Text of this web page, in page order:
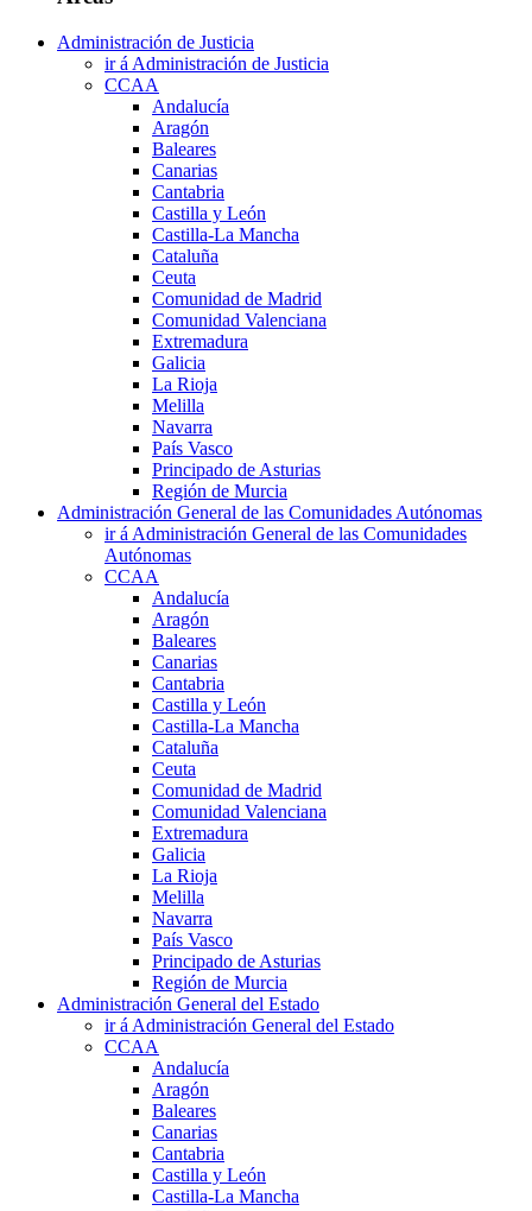
Administración de Justicia
ir á Administración de Justicia
CCAA
Andalucía
Aragón
Baleares
Canarias
Cantabria
Castilla y León
Castilla-La Mancha
Cataluña
Ceuta
Comunidad de Madrid
Comunidad Valenciana
Extremadura
Galicia
La Rioja
Melilla
Navarra
País Vasco
Principado de Asturias
Región de Murcia
Administración General de las Comunidades Autónomas
ir á Administración General de las Comunidades
Autónomas
CCAA
Andalucía
Aragón
Baleares
Canarias
Cantabria
Castilla y León
Castilla-La Mancha
Cataluña
Ceuta
Comunidad de Madrid
Comunidad Valenciana
Extremadura
Galicia
La Rioja
Melilla
Navarra
País Vasco
Principado de Asturias
Región de Murcia
Administración General del Estado
ir á Administración General del Estado
CCAA
Andalucía
Aragón
Baleares
Canarias
Cantabria
Castilla y León
Castilla-La Mancha